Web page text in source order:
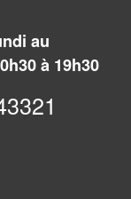
au
à 19h30